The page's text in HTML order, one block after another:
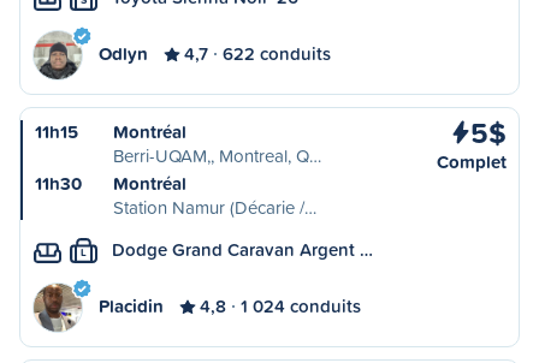
Odlyn 4,7 622 conduits
11h15
Montréal
Berri-UQAM,, Montreal, Q…
11h30
Montréal
Station Namur (Décarie /…
5$
Complet
L Dodge Grand Caravan Argent …
Placidin 4,8 1 024 conduits